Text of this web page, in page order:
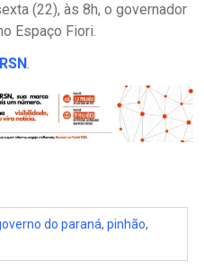
(22), às 8h, o governador
Espaço Fiori.
RSN.
do paraná, pinhão,